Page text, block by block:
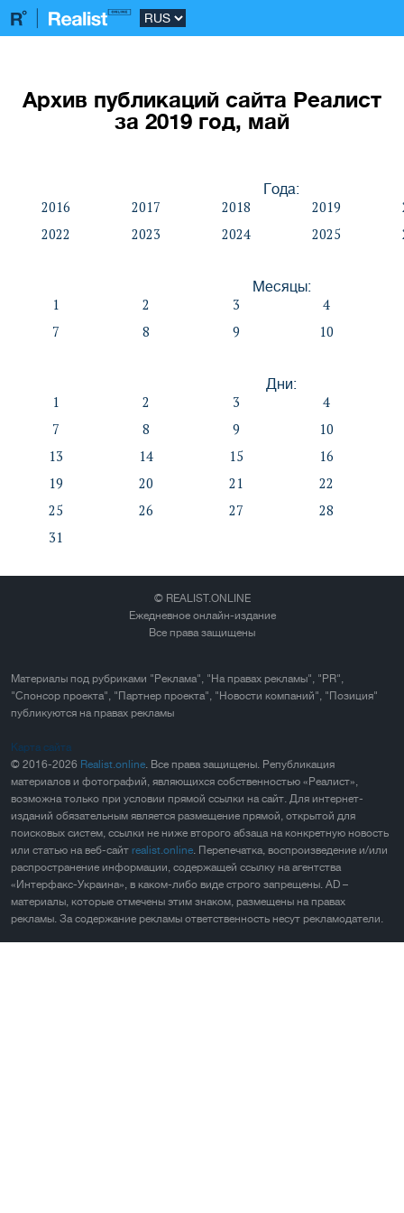
Архив публикаций сайта Реалист
за 2019 год, май
Года:
2016 2017 2018 2019
2022
2023 2024 2025
Месяцы:
1 2 3
4
7
8 9 10
Дни:
1 2 3
4
7
8 9
10
13
14 15
16
19
20 21
22
25
26 27
28
31
© REALIST.ONLINE
Ежедневное онлайн-издание
Все права защищены
Материалы под рубриками "Реклама", "На правах рекламы", "PR",
"Спонсор проекта", "Партнер проекта", "Новости компаний", "Позиция"
публикуются на правах рекламы
Карта сайта
© 2016-2026 Realist.online. Все права защищены. Републикация
материалов и фотографий, являющихся собственностью «Реалист»,
возможна только при условии прямой ссылки на сайт. Для интернет-
изданий обязательным является размещение прямой, открытой для
поисковых систем, ссылки не ниже второго абзаца на конкретную новость
или статью на веб-сайт realist.online. Перепечатка, воспроизведение и/или
распространение информации, содержащей ссылку на агентства
«Интерфакс-Украина», в каком-либо виде строго запрещены. AD –
материалы, которые отмечены этим знаком, размещены на правах
рекламы. За содержание рекламы ответственность несут рекламодатели.